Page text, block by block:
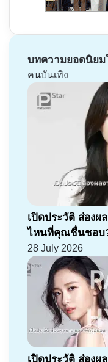
บทความยอดนิยม
คนบันเทิง
เปิดประวัติ ส่องผ
ไหนที่คุณชื่นชอบ
28 July 2026
เปิดประวัติ ส่องผ